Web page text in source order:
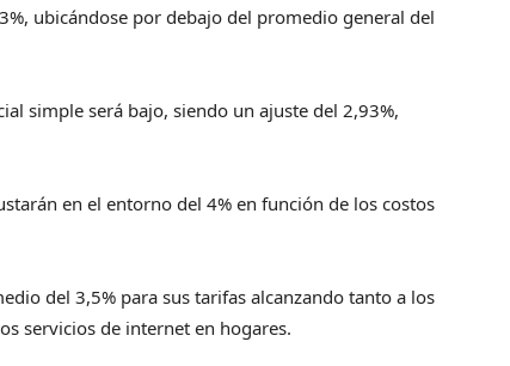
ubicándose por debajo del promedio general del
simple será bajo, siendo un ajuste del 2,93%,
en el entorno del 4% en función de los costos
del 3,5% para sus tarifas alcanzando tanto a los
servicios de internet en hogares.